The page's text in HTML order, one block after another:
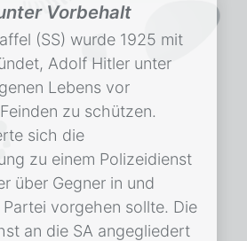
Vorbehalt
(SS) wurde 1925 mit
Adolf Hitler unter
Lebens vor
zu schützen.
sich die
zu einem Polizeidienst
über Gegner in und
vorgehen sollte. Die
an die SA angegliedert